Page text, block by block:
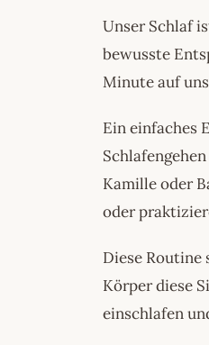
Unser Schlaf
bewusste
Minute auf
Ein einfaches
Kamille oder
oder
Diese
Körper diese
einschlafen